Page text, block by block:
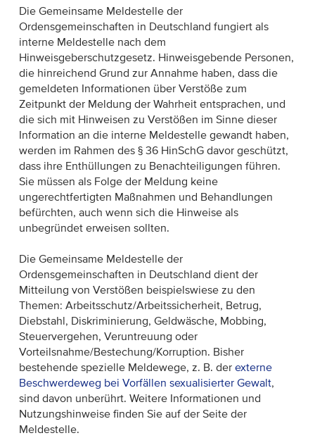
Die Gemeinsame Meldestelle der
Ordensgemeinschaften in Deutschland fungiert als
interne Meldestelle nach dem
Hinweisgeberschutzgesetz. Hinweisgebende Personen,
die hinreichend Grund zur Annahme haben, dass die
gemeldeten Informationen über Verstöße zum
Zeitpunkt der Meldung der Wahrheit entsprachen, und
die sich mit Hinweisen zu Verstößen im Sinne dieser
Information an die interne Meldestelle gewandt haben,
werden im Rahmen des § 36 HinSchG davor geschützt,
dass ihre Enthüllungen zu Benachteiligungen führen.
Sie müssen als Folge der Meldung keine
ungerechtfertigten Maßnahmen und Behandlungen
befürchten, auch wenn sich die Hinweise als
unbegründet erweisen sollten.
Die Gemeinsame Meldestelle der
Ordensgemeinschaften in Deutschland dient der
Mitteilung von Verstößen beispielswiese zu den
Themen: Arbeitsschutz/Arbeitssicherheit, Betrug,
Diebstahl, Diskriminierung, Geldwäsche, Mobbing,
Steuervergehen, Veruntreuung oder
Vorteilsnahme/Bestechung/Korruption. Bisher
bestehende spezielle Meldewege, z. B. der externe
Beschwerdeweg bei Vorfällen sexualisierter Gewalt,
sind davon unberührt. Weitere Informationen und
Nutzungshinweise finden Sie auf der Seite der
Meldestelle.